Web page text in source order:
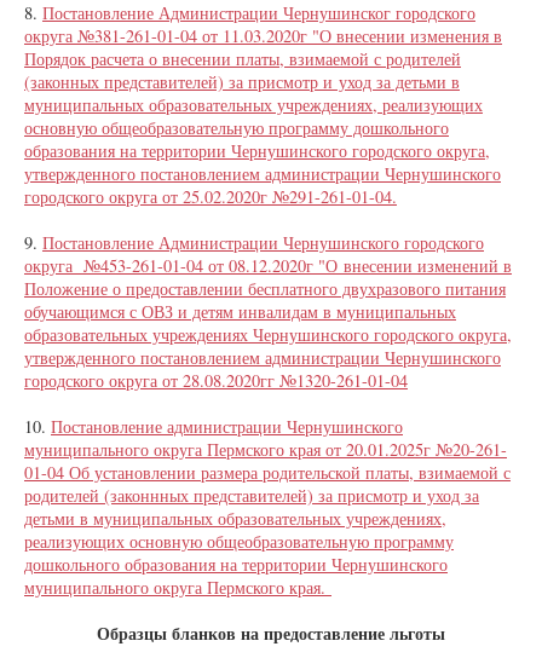
8. Постановление Администрации Чернушинског городского
округа №381-261-01-04 от 11.03.2020г "О внесении изменения в
Порядок расчета о внесении платы, взимаемой с родителей
(законных представителей) за присмотр и уход за детьми в
муниципальных образовательных учреждениях, реализующих
основную общеобразовательную программу дошкольного
образования на территории Чернушинского городского округа,
утвержденного постановлением администрации Чернушинского
городского округа от 25.02.2020г №291-261-01-04.
9. Постановление Администрации Чернушинского городского
округа №453-261-01-04 от 08.12.2020г "О внесении изменений в
Положение о предоставлении бесплатного двухразового питания
обучающимся с ОВЗ и детям инвалидам в муниципальных
образовательных учреждениях Чернушинского городского округа,
утвержденного постановлением администрации Чернушинского
городского округа от 28.08.2020гг №1320-261-01-04
10. Постановление администрации Чернушинского
муниципального округа Пермского края от 20.01.2025г №20-261-
01-04 Об установлении размера родительской платы, взимаемой с
родителей (законнных представителей) за присмотр и уход за
детьми в муниципальных образовательных учреждениях,
реализующих основную общеобразовательную программу
дошкольного образования на территории Чернушинского
муниципального округа Пермского края.
Образцы бланков на предоставление льготы